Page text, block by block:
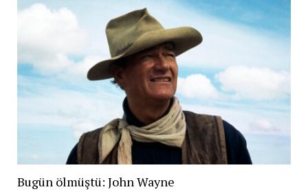
Bugün ölmüştü: John Wayne